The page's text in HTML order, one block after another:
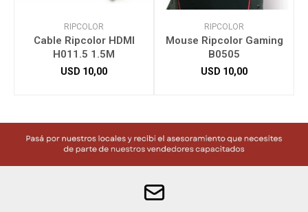
RIPCOLOR
Cable Ripcolor HDMI
H011.5 1.5M
USD 10,00
RIPCOLOR
Mouse Ripcolor Gaming
B0505
USD 10,00